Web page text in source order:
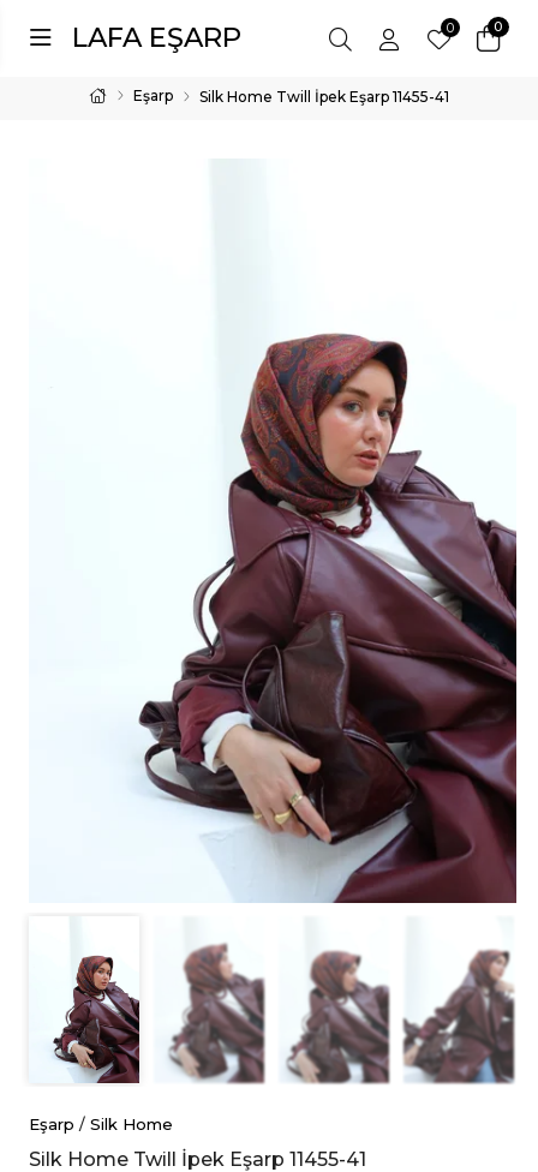
LAFA EŞARP 0
0
Eşarp Silk Home Twill İpek Eşarp 11455-41
Eşarp / Silk Home
Silk Home Twill İpek Eşarp 11455-41